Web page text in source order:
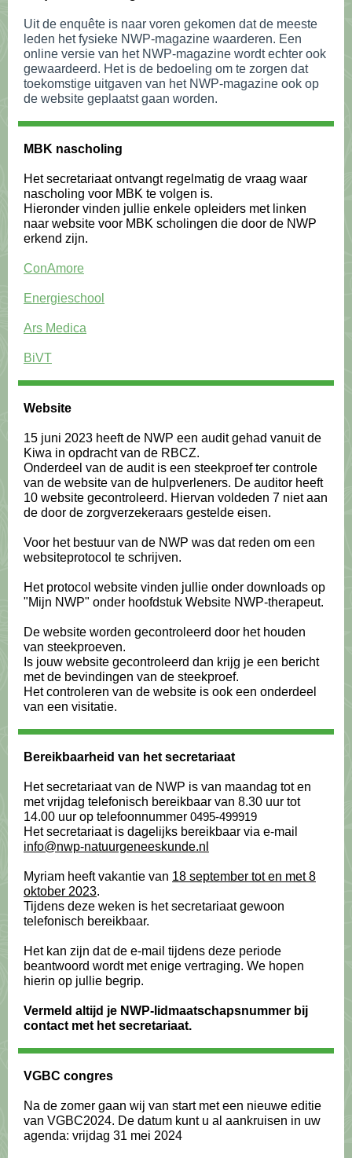
Uit de enquête is naar voren gekomen dat de meeste
leden het fysieke NWP-magazine waarderen. Een
online versie van het NWP-magazine wordt echter ook
gewaardeerd. Het is de bedoeling om te zorgen dat
toekomstige uitgaven van het NWP-magazine ook op
de website geplaatst gaan worden.
MBK nascholing
Het secretariaat ontvangt regelmatig de vraag waar
nascholing voor MBK te volgen is.
Hieronder vinden jullie enkele opleiders met linken
naar website voor MBK scholingen die door de NWP
erkend zijn.
ConAmore
Energieschool
Ars Medica
BiVT
Website
15 juni 2023 heeft de NWP een audit gehad vanuit de
Kiwa in opdracht van de RBCZ.
Onderdeel van de audit is een steekproef ter controle
van de website van de hulpverleners. De auditor heeft
10 website gecontroleerd. Hiervan voldeden 7 niet aan
de door de zorgverzekeraars gestelde eisen.
Voor het bestuur van de NWP was dat reden om een
websiteprotocol te schrijven.
Het protocol website vinden jullie onder downloads op
"Mijn NWP" onder hoofdstuk Website NWP-therapeut.
De website worden gecontroleerd door het houden
van steekproeven.
Is jouw website gecontroleerd dan krijg je een bericht
met de bevindingen van de steekproef.
Het controleren van de website is ook een onderdeel
van een visitatie.
Bereikbaarheid van het secretariaat
Het secretariaat van de NWP is van maandag tot en
met vrijdag telefonisch bereikbaar van 8.30 uur tot
14.00 uur op telefoonnummer 0495-499919
Het secretariaat is dagelijks bereikbaar via e-mail
info@nwp-natuurgeneeskunde.nl
Myriam heeft vakantie van 18 september tot en met 8
oktober 2023.
Tijdens deze weken is het secretariaat gewoon
telefonisch bereikbaar.
Het kan zijn dat de e-mail tijdens deze periode
beantwoord wordt met enige vertraging. We hopen
hierin op jullie begrip.
Vermeld altijd je NWP-lidmaatschapsnummer bij
contact met het secretariaat.
VGBC congres
Na de zomer gaan wij van start met een nieuwe editie
van VGBC2024. De datum kunt u al aankruisen in uw
agenda: vrijdag 31 mei 2024